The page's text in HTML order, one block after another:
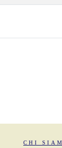
CHI